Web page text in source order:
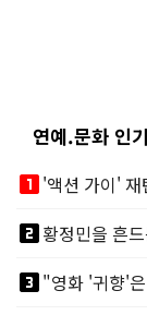
연예.문화 인
looks_one
looks_two
looks_3"영화 '귀향'